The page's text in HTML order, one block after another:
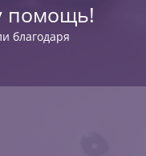
помощь!
благодаря